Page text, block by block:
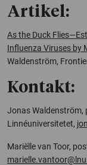
Artikel:
As the Duck
Influenza Viruses by
Waldenström,
Kontakt:
Jonas Waldenström,
Linnéuniversitetet,
Mariëlle van Toor,